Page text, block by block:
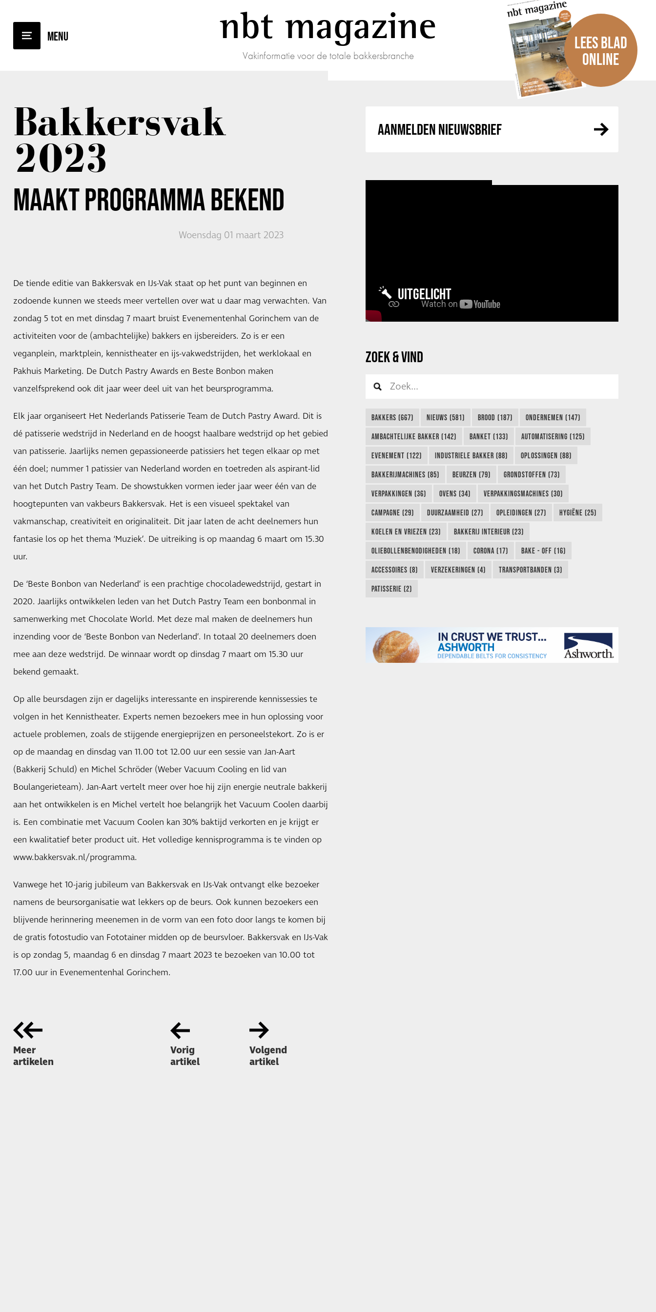
nbt magazine
Vakinformatie voor de totale bakkersbranche
LEES BLAD
ONLINE
Bakkersvak
2023
MAAKT PROGRAMMA BEKEND
Woensdag 01 maart 2023
De tiende editie van Bakkersvak en IJs-Vak staat op het punt van beginnen en
zodoende kunnen we steeds meer vertellen over wat u daar mag verwachten. Van
zondag 5 tot en met dinsdag 7 maart bruist Evenementenhal Gorinchem van de
activiteiten voor de (ambachtelijke) bakkers en ijsbereiders. Zo is er een
veganplein, marktplein, kennistheater en ijs-vakwedstrijden, het werklokaal en
Pakhuis Marketing. De Dutch Pastry Awards en Beste Bonbon maken
vanzelfsprekend ook dit jaar weer deel uit van het beursprogramma.
Elk jaar organiseert Het Nederlands Patisserie Team de Dutch Pastry Award. Dit is
dé patisserie wedstrijd in Nederland en de hoogst haalbare wedstrijd op het gebied
van patisserie. Jaarlijks nemen gepassioneerde patissiers het tegen elkaar op met
één doel; nummer 1 patissier van Nederland worden en toetreden als aspirant-lid
van het Dutch Pastry Team. De showstukken vormen ieder jaar weer één van de
hoogtepunten van vakbeurs Bakkersvak. Het is een visueel spektakel van
vakmanschap, creativiteit en originaliteit. Dit jaar laten de acht deelnemers hun
fantasie los op het thema ‘Muziek’. De uitreiking is op maandag 6 maart om 15.30
uur.
De ‘Beste Bonbon van Nederland’ is een prachtige chocoladewedstrijd, gestart in
2020. Jaarlijks ontwikkelen leden van het Dutch Pastry Team een bonbonmal in
samenwerking met Chocolate World. Met deze mal maken de deelnemers hun
inzending voor de ‘Beste Bonbon van Nederland’. In totaal 20 deelnemers doen
mee aan deze wedstrijd. De winnaar wordt op dinsdag 7 maart om 15.30 uur
bekend gemaakt.
Op alle beursdagen zijn er dagelijks interessante en inspirerende kennissessies te
volgen in het Kennistheater. Experts nemen bezoekers mee in hun oplossing voor
actuele problemen, zoals de stijgende energieprijzen en personeelstekort. Zo is er
op de maandag en dinsdag van 11.00 tot 12.00 uur een sessie van Jan-Aart
(Bakkerij Schuld) en Michel Schröder (Weber Vacuum Cooling en lid van
Boulangerieteam). Jan-Aart vertelt meer over hoe hij zijn energie neutrale bakkerij
aan het ontwikkelen is en Michel vertelt hoe belangrijk het Vacuum Coolen daarbij
is. Een combinatie met Vacuum Coolen kan 30% baktijd verkorten en je krijgt er
een kwalitatief beter product uit. Het volledige kennisprogramma is te vinden op
www.bakkersvak.nl/programma.
Vanwege het 10-jarig jubileum van Bakkersvak en IJs-Vak ontvangt elke bezoeker
namens de beursorganisatie wat lekkers op de beurs. Ook kunnen bezoekers een
blijvende herinnering meenemen in de vorm van een foto door langs te komen bij
de gratis fotostudio van Fototainer midden op de beursvloer. Bakkersvak en IJs-Vak
is op zondag 5, maandag 6 en dinsdag 7 maart 2023 te bezoeken van 10.00 tot
17.00 uur in Evenementenhal Gorinchem.
Meer
artikelen
Vorig
artikel
Volgend
artikel
AANMELDEN NIEUWSBRIEF
UITGELICHT
ZOEK & VIND
BAKKERS (667) NIEUWS (581) BROOD (187) ONDERNEMEN (147)
AMBACHTELIJKE BAKKER (142) BANKET (133) AUTOMATISERING (125)
EVENEMENT (122) INDUSTRIELE BAKKER (88) OPLOSSINGEN (88)
BAKKERIJMACHINES (85) BEURZEN (79) GRONDSTOFFEN (73)
VERPAKKINGEN (36) OVENS (34) VERPAKKINGSMACHINES (30)
CAMPAGNE (29) DUURZAAMHEID (27) OPLEIDINGEN (27) HYGIËNE (25)
KOELEN EN VRIEZEN (23) BAKKERIJ INTERIEUR (23)
OLIEBOLLENBENODIGHEDEN (18) CORONA (17) BAKE - OFF (16)
ACCESSOIRES (8) VERZEKERINGEN (4) TRANSPORTBANDEN (3)
PATISSERIE (2)